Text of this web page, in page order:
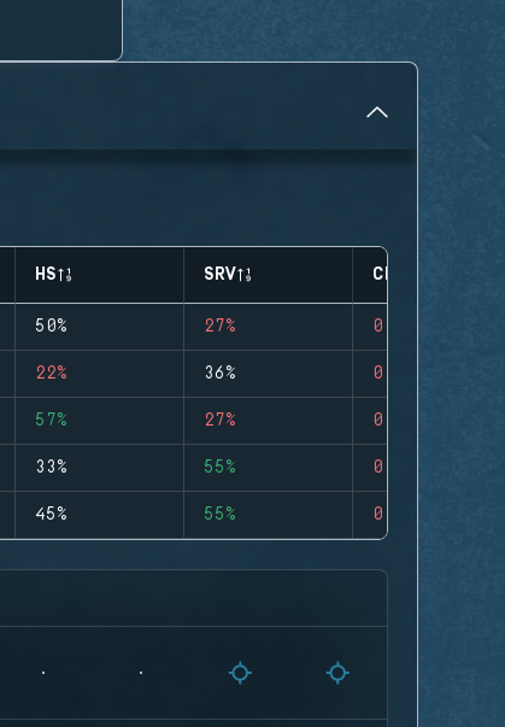
HS SRV CLUTCHES
50% 27% 0
22% 36% 0
57% 27% 0
33% 55% 0
45% 55% 0